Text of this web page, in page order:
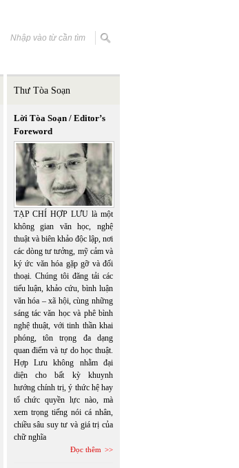
Thư Tòa Soạn
Lời Tòa Soạn / Editor’s
Foreword
TẠP CHÍ HỢP LƯU là một
không gian văn học, nghệ
thuật và biên khảo độc lập, nơi
các dòng tư tưởng, mỹ cảm và
ký ức văn hóa gặp gỡ và đối
thoại. Chúng tôi đăng tải các
tiểu luận, khảo cứu, bình luận
văn hóa – xã hội, cùng những
sáng tác văn học và phê bình
nghệ thuật, với tinh thần khai
phóng, tôn trọng đa dạng
quan điểm và tự do học thuật.
Hợp Lưu không nhằm đại
diện cho bất kỳ khuynh
hướng chính trị, ý thức hệ hay
tổ chức quyền lực nào, mà
xem trọng tiếng nói cá nhân,
chiều sâu suy tư và giá trị của
chữ nghĩa
Đọc thêm